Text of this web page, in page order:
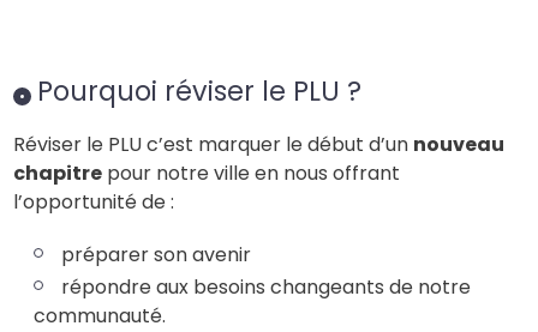
Pourquoi réviser le PLU ?
Réviser le PLU c’est marquer le début d’un nouveau
chapitre pour notre ville en nous offrant
l’opportunité de :
préparer son avenir
répondre aux besoins changeants de notre
communauté.